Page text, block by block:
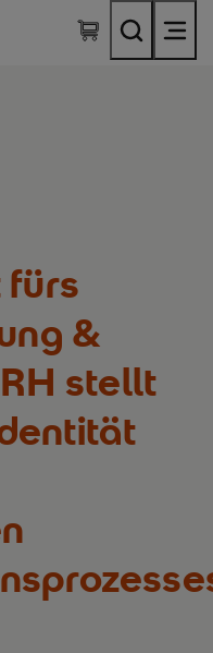
University
fürs
&
stellt